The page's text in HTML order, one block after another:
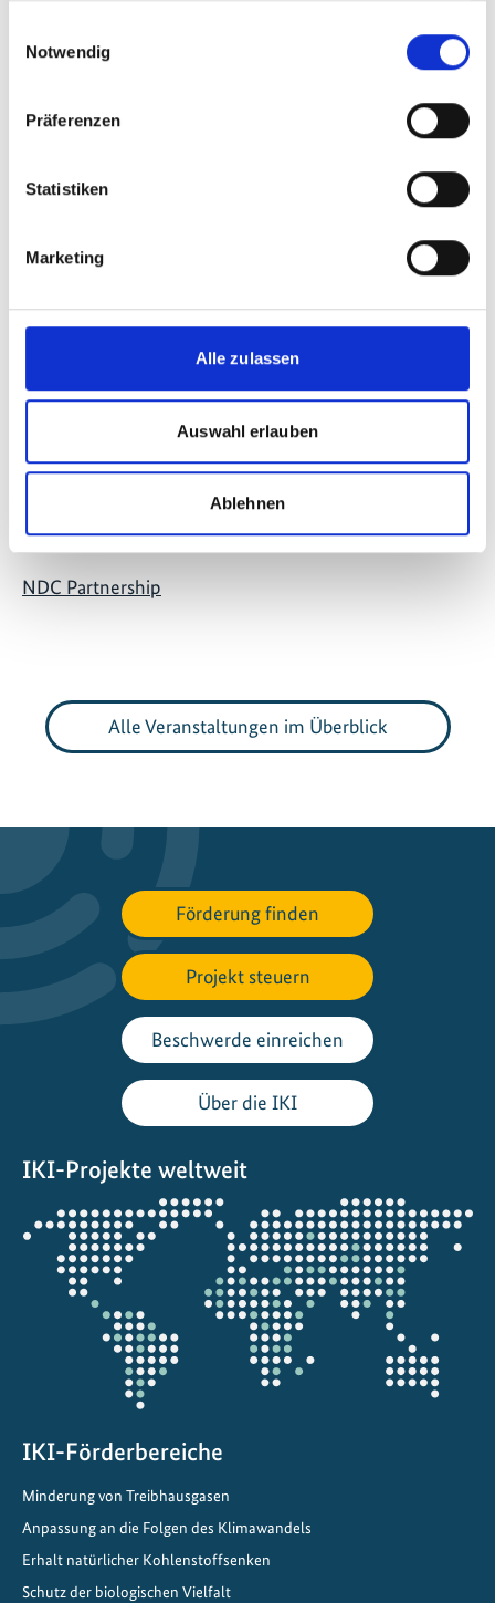
Notwendig
Präferenzen
Statistiken
Marketing
Alle zulassen
Auswahl erlauben
Ablehnen
Mitigation Action Facility, NDC Partnership
09.06.2026
(Central
vor Ort in Bonn
Restaurant Leander,
GOP Varieté-Theater Bonn (adjacent to the
SB64 venue)
Zum Kalender hinzufügen
Further information
Mitigation Action Facility
NDC Partnership
Alle Veranstaltungen im Überblick
Förderung finden
Projekt steuern
Beschwerde einreichen
Über die IKI
IKI-Projekte weltweit
Öffnet
die
Projektkarte
IKI-Förderbereiche
Minderung von Treibhausgasen
Anpassung an die Folgen des Klimawandels
Erhalt natürlicher Kohlenstoffsenken
Schutz der biologischen Vielfalt